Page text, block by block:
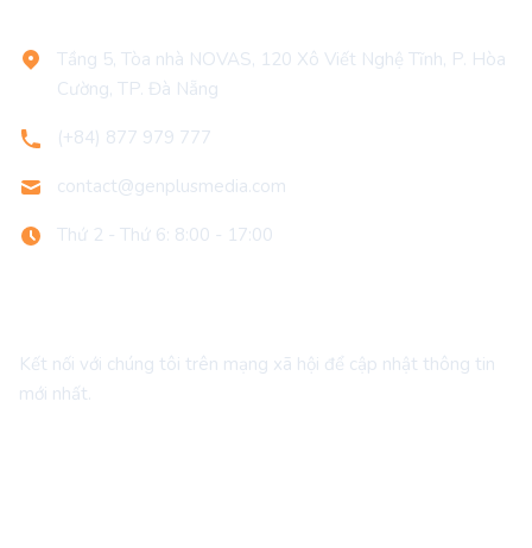
Tầng 5, Tòa nhà NOVAS, 120 Xô Viết Nghệ Tĩnh, P. Hòa
Cường, TP. Đà Nẵng
(+84) 877 979 777
contact@genplusmedia.com
Thứ 2 - Thứ 6: 8:00 - 17:00
Kết nối với chúng tôi trên mạng xã hội để cập nhật thông tin
mới nhất.